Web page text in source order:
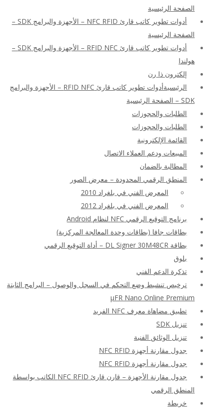
الصفحة الرئيسية
أدوات تطوير كاتب قارئ NFC RFID – الأجهزة والبرامج SDK –
الصفحة الرئيسية
أدوات تطوير كاتب قارئ RFID NFC – الأجهزة والبرامج SDK –
هولندا
إلكترون ذا رن
الرئيسيةأدوات تطوير كاتب قارئ RFID NFC – الأجهزة والبرامج
SDK – الصفحة الرئيسية
الطلبات والحجوزات
الطلبات والحجوزات
القائمة الإلكترونية
المبيعات ودعم العملاء الاتصال
المطالبة بالضمان
المنطق الرقمي المحدودة – معرض الصور
المعرض الفني في بلغراد 2010
المعرض الفني في بلغراد 2012
برنامج التوقيع الرقمي NFC لنظام Android
بطاقات جافا (بطاقات وحدة المعالجة المركزية)
بطاقة DL Signer 30M48CR – أداة التوقيع الرقمي
بلوق
تذكرة الدعم الفني
ترخيص تنشيط وضع التحكم في السجل والوصول – البرامج الثابتة
μFR Nano Online Premium
تطبيق مضاهاة معرف NFC الفريد
تنزيل SDK
تنزيل الوثائق الفنية
جدول مقارنة أجهزة NFC RFID
جدول مقارنة أجهزة NFC RFID
جدول مقارنة الأجهزة – قارن قارئ NFC RFID الكاتب بواسطة
المنطق الرقمي
خريطة